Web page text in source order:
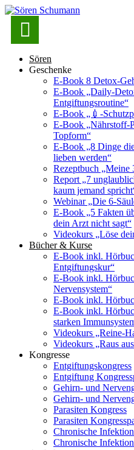

Sören
Geschenke
E-Book 8 Detox-
E-Book „Daily-
Entgiftungsroutine“
E-Book „💉-
E-Book „Nährstoff-
Topform“
E-Book „8 Dinge
lieben werden“
Rezeptbuch „Meine
Report „7
kaum jemand
Webinar „Die 6-
E-Book „5 Fakten
dein Arzt nicht sagt“
Videokurs „Löse
Bücher & Kurse
E-Book inkl.
Entgiftungskur“
E-Book inkl.
Nervensystem“
E-Book inkl.
E-Book inkl.
starken
Videokurs „Reine-
Videokurs „Raus
Kongresse
Entgiftungskongress
Entgiftung
Gehirn- und
Gehirn- und
Parasiten Kongress
Parasiten
Chronische
Chronische